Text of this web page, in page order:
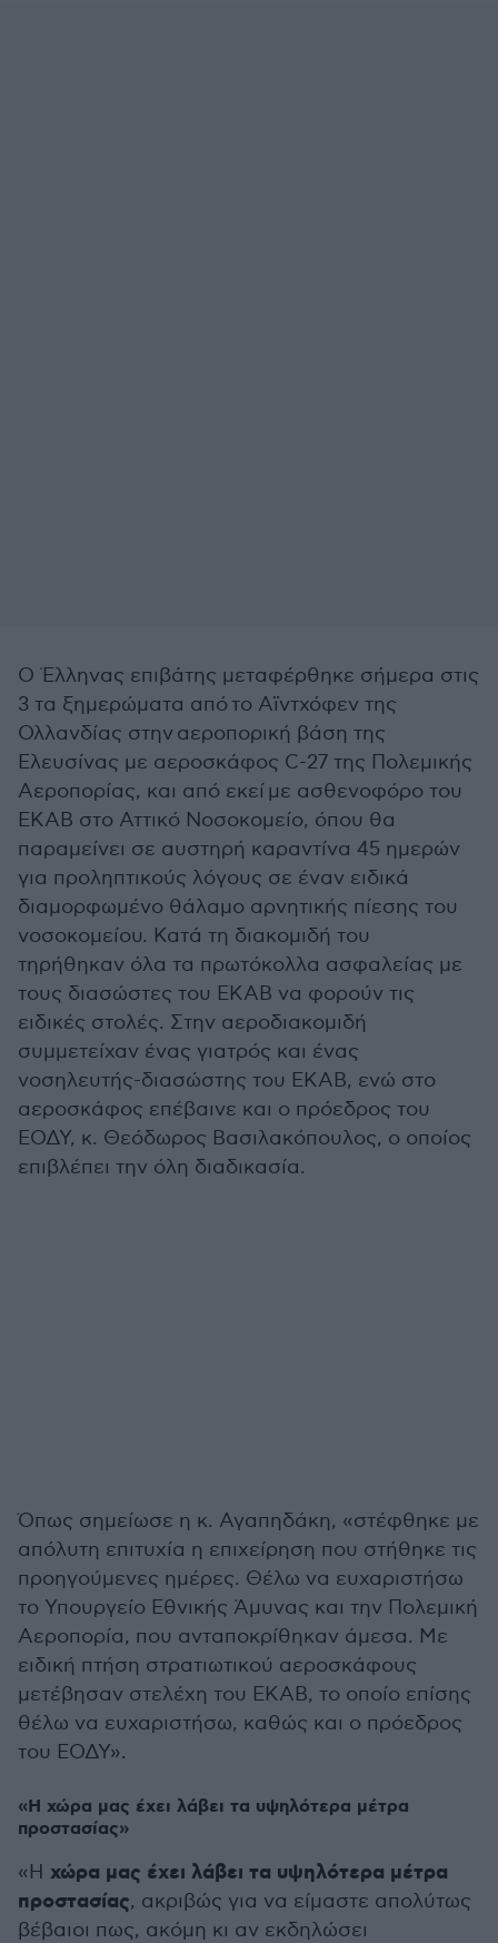
Ο Έλληνας επιβάτης μεταφέρθηκε σήμερα στις
3 τα ξημερώματα από το Αϊντχόφεν της
Ολλανδίας στην αεροπορική βάση της
Ελευσίνας με αεροσκάφος C-27 της Πολεμικής
Αεροπορίας, και από εκεί με ασθενοφόρο του
ΕΚΑΒ στο Αττικό Νοσοκομείο, όπου θα
παραμείνει σε αυστηρή καραντίνα 45 ημερών
για προληπτικούς λόγους σε έναν ειδικά
διαμορφωμένο θάλαμο αρνητικής πίεσης του
νοσοκομείου. Κατά τη διακομιδή του
τηρήθηκαν όλα τα πρωτόκολλα ασφαλείας με
τους διασώστες του ΕΚΑΒ να φορούν τις
ειδικές στολές. Στην αεροδιακομιδή
συμμετείχαν ένας γιατρός και ένας
νοσηλευτής-διασώστης του ΕΚΑΒ, ενώ στο
αεροσκάφος επέβαινε και ο πρόεδρος του
ΕΟΔΥ, κ. Θεόδωρος Βασιλακόπουλος, ο οποίος
επιβλέπει την όλη διαδικασία.
Όπως σημείωσε η κ. Αγαπηδάκη, «στέφθηκε με
απόλυτη επιτυχία η επιχείρηση που στήθηκε τις
προηγούμενες ημέρες. Θέλω να ευχαριστήσω
το Υπουργείο Εθνικής Άμυνας και την Πολεμική
Αεροπορία, που ανταποκρίθηκαν άμεσα. Με
ειδική πτήση στρατιωτικού αεροσκάφους
μετέβησαν στελέχη του ΕΚΑΒ, το οποίο επίσης
θέλω να ευχαριστήσω, καθώς και ο πρόεδρος
του ΕΟΔΥ».
«Η χώρα μας έχει λάβει τα υψηλότερα μέτρα
προστασίας»
«Η χώρα μας έχει λάβει τα υψηλότερα μέτρα
προστασίας, ακριβώς για να είμαστε απολύτως
βέβαιοι πως, ακόμη κι αν εκδηλώσει